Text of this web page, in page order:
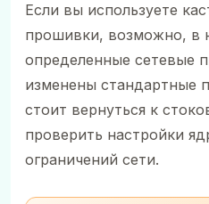
Если вы используете
прошивки, возможно, в
определенные сетевые
изменены стандартные
стоит вернуться к
проверить настройки
ограничений сети.